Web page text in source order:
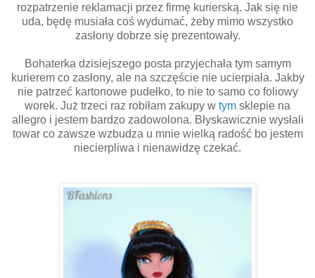
rozpatrzenie reklamacji przez firmę kurierską. Jak się nie
uda, będę musiała coś wydumać, żeby mimo wszystko
zasłony dobrze się prezentowały.
Bohaterka dzisiejszego posta przyjechała tym samym
kurierem co zasłony, ale na szczęście nie ucierpiała. Jakby
nie patrzeć kartonowe pudełko, to nie to samo co foliowy
worek. Już trzeci raz robiłam zakupy w tym sklepie na
allegro i jestem bardzo zadowolona. Błyskawicznie wysłali
towar co zawsze wzbudza u mnie wielką radość bo jestem
niecierpliwa i nienawidzę czekać.